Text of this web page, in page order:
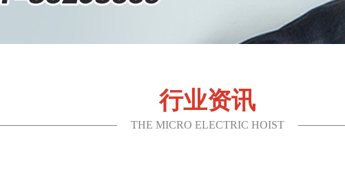
行业资讯
THE MICRO ELECTRIC HOIST